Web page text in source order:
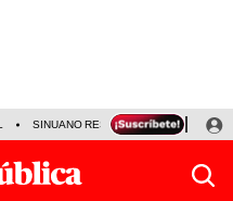
SINUANO RESULTADOS HOY